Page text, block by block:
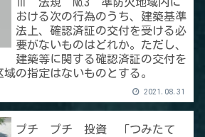
おける次の行為のうち、建築基準
法上、確認済証の交付を受ける必
要がないものはどれか。ただし、
建築等に関する確認済証の交付を
域の指定はないものとする。
2021.08.31
プチ プチ 投資 「つみたて